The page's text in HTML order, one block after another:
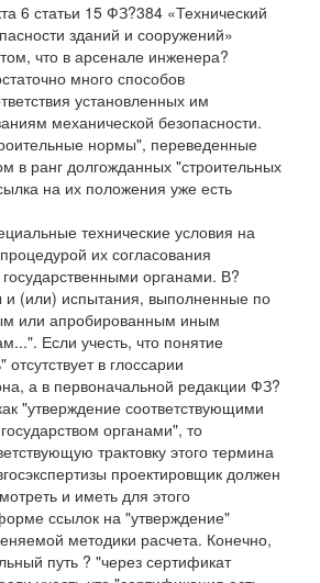
6 статьи 15 ФЗ?384 «Технический
зданий и сооружений»
что в арсенале инженера?
много способов
установленных им
механической безопасности.
нормы", переведенные
в ранг долгожданных "строительных
на их положения уже есть
технические условия на
их согласования
органами. В?
и (или) испытания, выполненные по
или апробированным иным
Если учесть, что понятие
в глоссарии
а в первоначальной редакции ФЗ?
"утверждение соответствующими
органами", то
трактовку этого термина
проектировщик должен
и иметь для этого
ссылок на "утверждение"
методики расчета. Конечно,
путь ? "через сертификат